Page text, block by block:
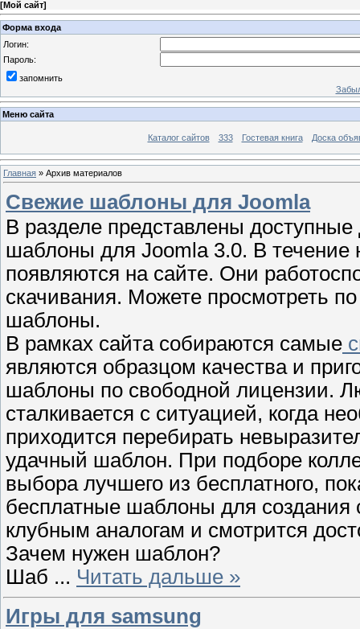
[Мой сайт]
Форма входа
Логин:
Пароль:
запомнить
Меню сайта
Каталог сайтов 333 Гостевая книга Доска
Главная » Архив материалов
Свежие шаблоны для Joomla
В разделе представлены
шаблоны для Joomla 3.0. В течение
появляются на сайте. Они
скачивания. Можете просмотреть
шаблоны.
В рамках сайта собираются самые
являются образцом качества и
шаблоны по свободной лицензии.
сталкивается с ситуацией, когда
приходится перебирать
удачный шаблон. При подборе
выбора лучшего из бесплатного,
бесплатные шаблоны для создания
клубным аналогам и смотрится
Зачем нужен шаблон?
Шаб ... Читать дальше »
Игры для samsung